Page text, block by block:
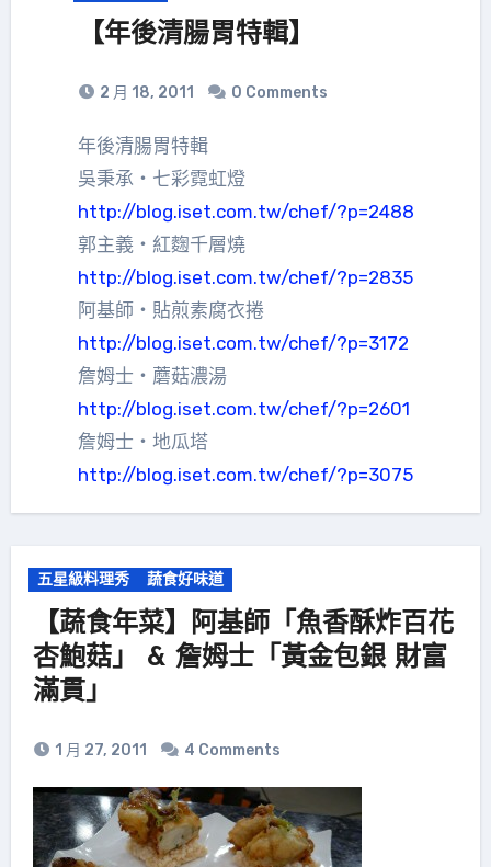
【年後清腸胃特輯】
2 月 18, 2011 0 Comments
年後清腸胃特輯
吳秉承‧七彩霓虹燈
http://blog.iset.com.tw/chef/?p=2488
郭主義‧紅麴千層燒
http://blog.iset.com.tw/chef/?p=2835
阿基師‧貼煎素腐衣捲
http://blog.iset.com.tw/chef/?p=3172
詹姆士‧蘑菇濃湯
http://blog.iset.com.tw/chef/?p=2601
詹姆士‧地瓜塔
http://blog.iset.com.tw/chef/?p=3075
五星級料理秀 蔬食好味道
【蔬食年菜】阿基師「魚香酥炸百花
杏鮑菇」 & 詹姆士「黃金包銀 財富
滿貫」
1 月 27, 2011 4 Comments